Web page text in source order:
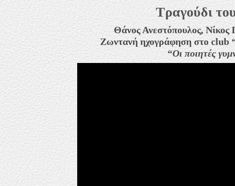
Τραγούδι
Θάνος Ανεστόπουλος, Νίκος
Ζωντανή ηχογράφηση στο club
“Οι ποιητές